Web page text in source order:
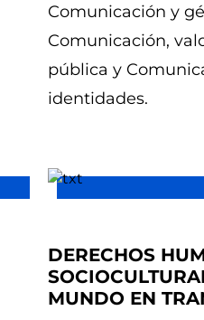
Comunicación y
Comunicación,
pública y
identidades.
DERECHOS
MUNDO EN